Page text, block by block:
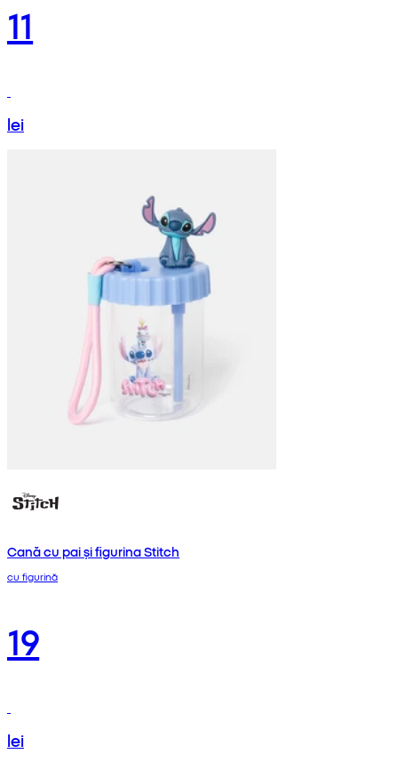
11
lei
Cană cu pai și figurina Stitch
cu figurină
19
lei